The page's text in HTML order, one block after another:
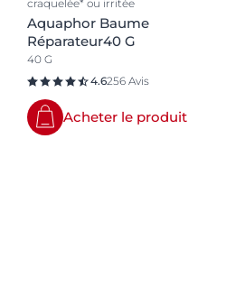
craquelée* ou irritée
Aquaphor Baume
Réparateur40 G
40 G
4.6256 Avis
Acheter le produit